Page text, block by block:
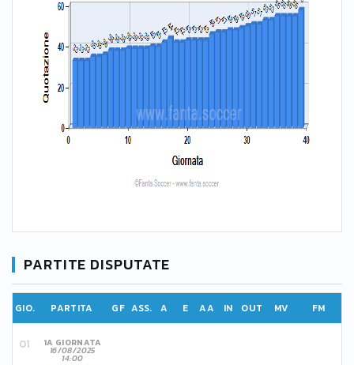
PARTITE DISPUTATE
GIO. PARTITA GF ASS. A E AA IN OUT MV FM
1A GIORNATA
16/08/2025
14:00